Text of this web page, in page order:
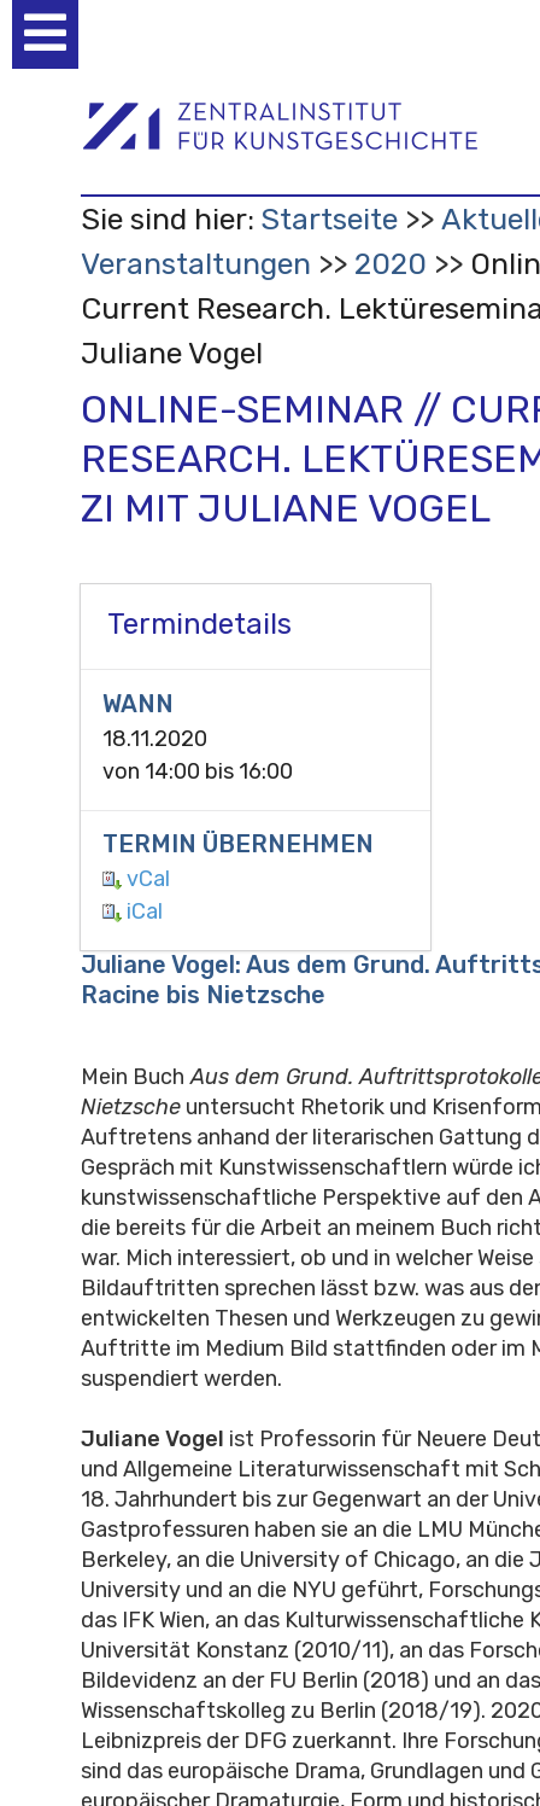
Werkzeuge
Sie sind hier: Startseite
Veranstaltungen
2020
Current Research.
Juliane Vogel
ONLINE-SEMINAR //
RESEARCH.
ZI MIT JULIANE VOGEL
Termindetails
WANN
18.11.2020
von 14:00 bis 16:00
TERMIN ÜBERNEHMEN
vCal
iCal
Juliane Vogel: Aus dem Grund.
Racine bis Nietzsche
Mein Buch Aus dem Grund.
Nietzscheuntersucht Rhetorik und
Auftretens anhand der literarischen Gattung
Gespräch mit Kunstwissenschaftlern würde
kunstwissenschaftliche Perspektive auf
die bereits für die Arbeit an meinem Buch
war. Mich interessiert, ob und in welcher
Bildauftritten sprechen lässt bzw. was aus
entwickelten Thesen und Werkzeugen zu
Auftritte im Medium Bild stattfinden oder im
suspendiert werden.
Juliane Vogel ist Professorin für Neuere
und Allgemeine Literaturwissenschaft mit
18. Jahrhundert bis zur Gegenwart an der
Gastprofessuren haben sie an die LMU
Berkeley, an die University of Chicago, an die
University und an die NYU geführt,
das IFK Wien, an das Kulturwissenschaftliche
Universität Konstanz (2010/11), an das
Bildevidenz an der FU Berlin (2018) und an das
Wissenschaftskolleg zu Berlin (2018/19).
Leibnizpreis der DFG zuerkannt. Ihre
sind das europäische Drama, Grundlagen und